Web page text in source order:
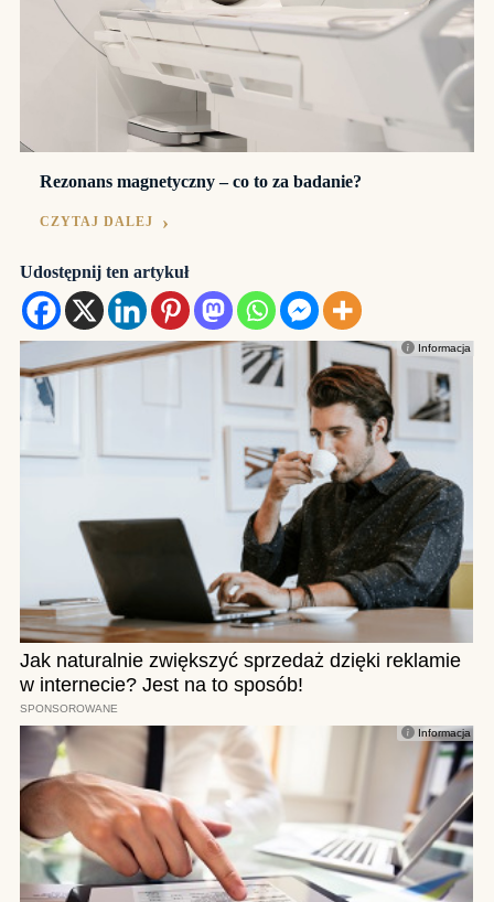
Rezonans magnetyczny – co to za badanie?
CZYTAJ DALEJ
Udostępnij ten artykuł